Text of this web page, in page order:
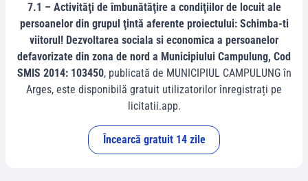
7.1 – Activităţi de îmbunătăţire a condiţiilor de locuit ale
persoanelor din grupul ţintă aferente proiectului: Schimba-ti
viitorul! Dezvoltarea sociala si economica a persoanelor
defavorizate din zona de nord a Municipiului Campulung, Cod
SMIS 2014: 103450, publicată de MUNICIPIUL CAMPULUNGîn
Arges, este disponibilă gratuit utilizatorilor înregistrați pe
licitatii.app.
Încearcă gratuit 14 zile